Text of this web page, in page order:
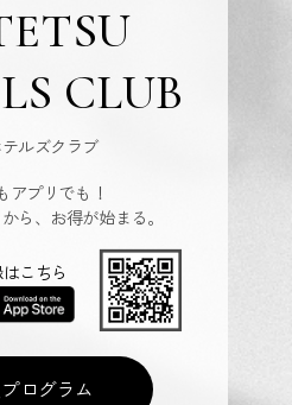
CLUB
ルズクラブ
アプリでも！
ら、お得が始まる。
ログラム
こちら